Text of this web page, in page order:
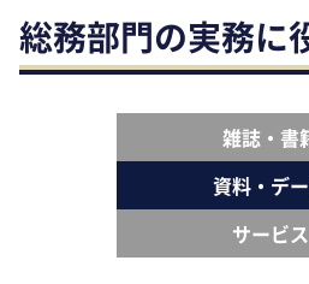
総務部門の実務に
雑誌・書
資料・デ
サービス